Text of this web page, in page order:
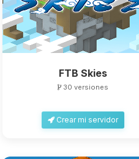
FTB Skies
30 versiones
Crear mi servidor